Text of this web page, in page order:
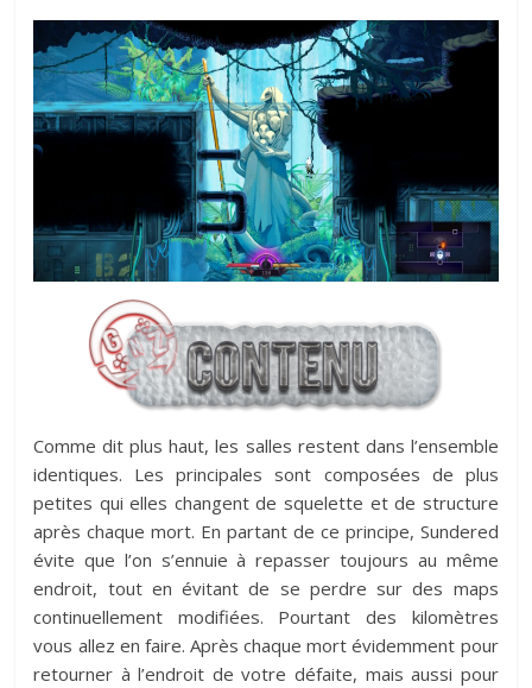
Comme dit plus haut, les salles restent dans l’ensemble
identiques. Les principales sont composées de plus
petites qui elles changent de squelette et de structure
après chaque mort. En partant de ce principe, Sundered
évite que l’on s’ennuie à repasser toujours au même
endroit, tout en évitant de se perdre sur des maps
continuellement modifiées. Pourtant des kilomètres
vous allez en faire. Après chaque mort évidemment pour
retourner à l’endroit de votre défaite, mais aussi pour